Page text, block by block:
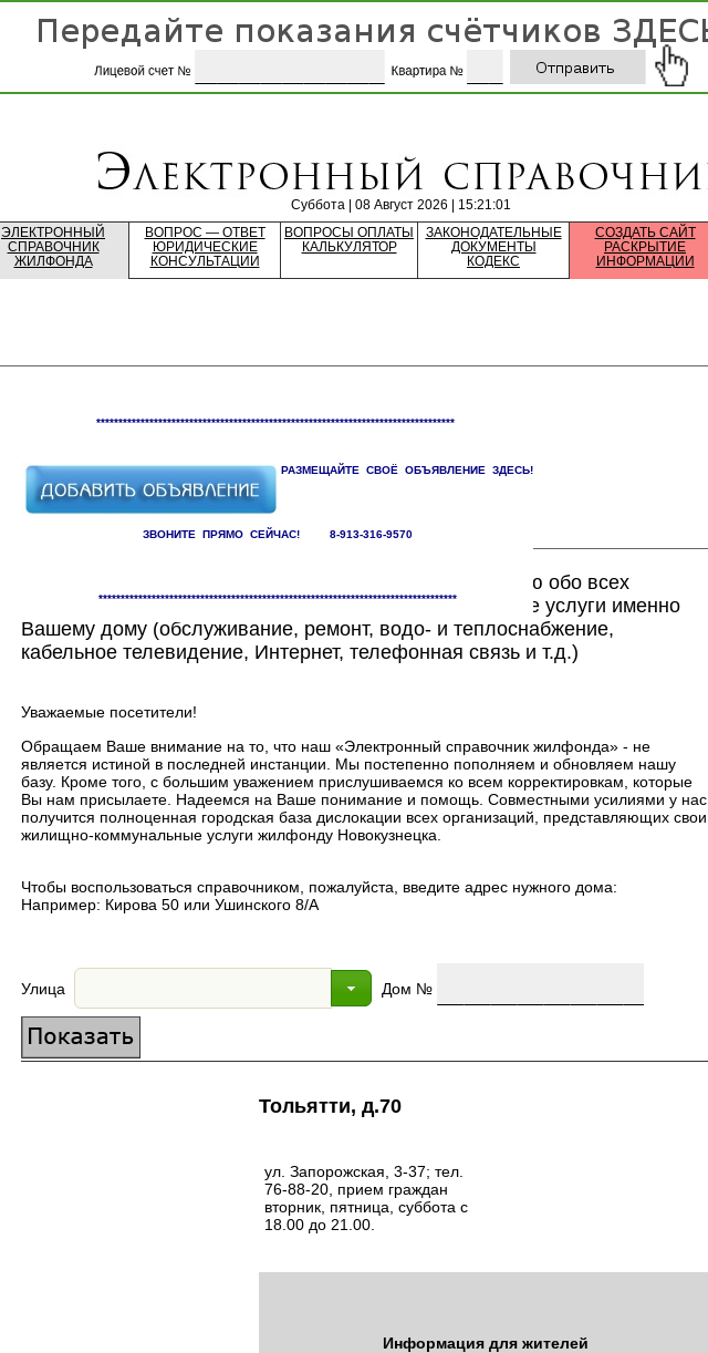
Суббота | 08 Август 2026 | 15:21:01
ЭЛЕКТРОННЫЙ
СПРАВОЧНИК
ЖИЛФОНДА
ВОПРОС — ОТВЕТ
ЮРИДИЧЕСКИЕ
КОНСУЛЬТАЦИИ
ВОПРОСЫ ОПЛАТЫ
КАЛЬКУЛЯТОР
ЗАКОНОДАТЕЛЬНЫЕ
ДОКУМЕНТЫ
КОДЕКС
СОЗДАТЬ САЙТ
РАСКРЫТИЕ
ИНФОРМАЦИИ
*********************************************************************************
РАЗМЕЩАЙТЕ СВОЁ ОБЪЯВЛЕНИЕ ЗДЕСЬ!
ЗВОНИТЕ ПРЯМО СЕЙЧАС! 8-913-316-9570
*********************************************************************************
Здесь Вы сможете найти исчерпывающую информацию обо всех
компаниях, предоставляющих жилищно-коммунальные услуги именно
Вашему дому (обслуживание, ремонт, водо- и теплоснабжение,
кабельное телевидение, Интернет, телефонная связь и т.д.)
Уважаемые посетители!
Обращаем Ваше внимание на то, что наш «Электронный справочник жилфонда» - не
является истиной в последней инстанции. Мы постепенно пополняем и обновляем нашу
базу. Кроме того, с большим уважением прислушиваемся ко всем корректировкам, которые
Вы нам присылаете. Надеемся на Ваше понимание и помощь. Совместными усилиями у нас
получится полноценная городская база дислокации всех организаций, представляющих свои
жилищно-коммунальные услуги жилфонду Новокузнецка.
Чтобы воспользоваться справочником, пожалуйста, введите адрес нужного дома:
Например: Кирова 50 или Ушинского 8/А
Улица Дом №
Тольятти, д.70
ул. Запорожская, 3-37; тел.
76-88-20, прием граждан
вторник, пятница, суббота с
18.00 до 21.00.
Информация для жителей